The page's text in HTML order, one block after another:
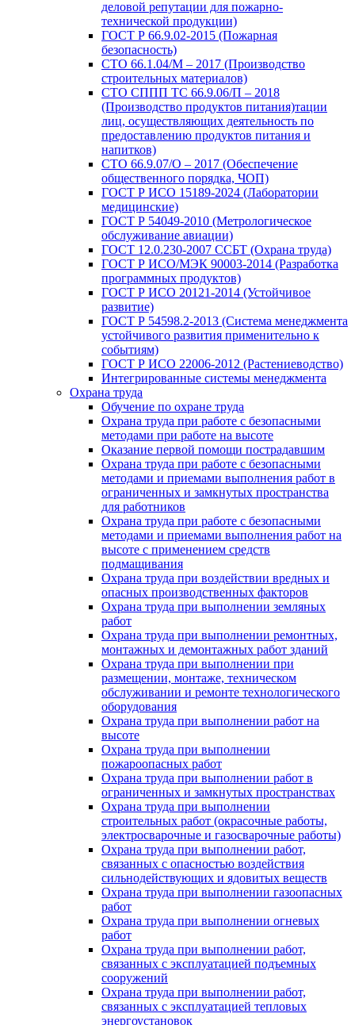
деловой репутации для пожарно-
технической продукции)
ГОСТ Р 66.9.02-2015 (Пожарная
безопасность)
СТО 66.1.04/М – 2017 (Производство
строительных материалов)
СТО СППП ТС 66.9.06/П – 2018
(Производство продуктов питания)тации
лиц, осуществляющих деятельность по
предоставлению продуктов питания и
напитков)
СТО 66.9.07/О – 2017 (Обеспечение
общественного порядка, ЧОП)
ГОСТ Р ИСО 15189-2024 (Лаборатории
медицинские)
ГОСТ Р 54049-2010 (Метрологическое
обслуживание авиации)
ГОСТ 12.0.230-2007 ССБТ (Охрана труда)
ГОСТ Р ИСО/МЭК 90003-2014 (Разработка
программных продуктов)
ГОСТ Р ИСО 20121-2014 (Устойчивое
развитие)
ГОСТ Р 54598.2-2013 (Система менеджмента
устойчивого развития применительно к
событиям)
ГОСТ Р ИСО 22006-2012 (Растениеводство)
Интегрированные системы менеджмента
Охрана труда
Обучение по охране труда
Охрана труда при работе с безопасными
методами при работе на высоте
Оказание первой помощи пострадавшим
Охрана труда при работе с безопасными
методами и приемами выполнения работ в
ограниченных и замкнутых пространства
для работников
Охрана труда при работе с безопасными
методами и приемами выполнения работ на
высоте с применением средств
подмащивания
Охрана труда при воздействии вредных и
опасных производственных факторов
Охрана труда при выполнении земляных
работ
Охрана труда при выполнении ремонтных,
монтажных и демонтажных работ зданий
Охрана труда при выполнении при
размещении, монтаже, техническом
обслуживании и ремонте технологического
оборудования
Охрана труда при выполнении работ на
высоте
Охрана труда при выполнении
пожароопасных работ
Охрана труда при выполнении работ в
ограниченных и замкнутых пространствах
Охрана труда при выполнении
строительных работ (окрасочные работы,
электросварочные и газосварочные работы)
Охрана труда при выполнении работ,
связанных с опасностью воздействия
сильнодействующих и ядовитых веществ
Охрана труда при выполнении газоопасных
работ
Охрана труда при выполнении огневых
работ
Охрана труда при выполнении работ,
связанных с эксплуатацией подъемных
сооружений
Охрана труда при выполнении работ,
связанных с эксплуатацией тепловых
энергоустановок